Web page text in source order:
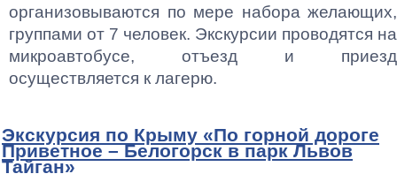
организовываются по мере набора желающих,
группами от 7 человек. Экскурсии проводятся на
микроавтобусе, отъезд и приезд
осуществляется к лагерю.
Экскурсия по Крыму «По горной дороге
Приветное – Белогорск в парк Львов
Тайган»